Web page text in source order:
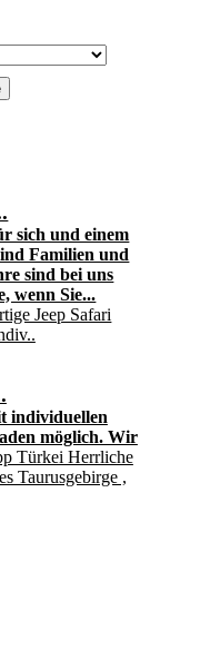
sich und einem
Familien und
sind bei uns
wenn Sie...
Jeep Safari
individuellen
möglich. Wir
Türkei Herrliche
Taurusgebirge ,